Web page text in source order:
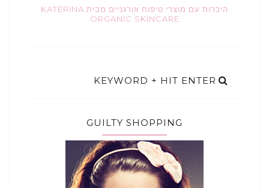
היכרות עם מוצרי טיפוח אורגניים מבית KATERINA
ORGANIC SKINCARE
GUILTY SHOPPING